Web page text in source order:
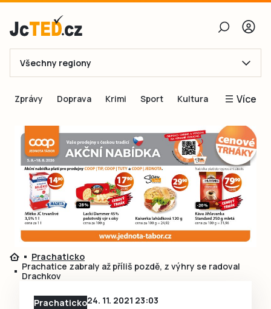
E-mail
Obnovit heslo
Přihlásit se
Přihlásit se přes Facebook
Ještě nemám účet, chci seRegistrovat
Všechny regiony
Zprávy Doprava Krimi Sport Kultura Více
Inspirace
Čtenáři píší
Speciální přílohy
Inzerce
Prachaticko
Prachatice zabraly až příliš pozdě, z výhry se radoval
Drachkov
Prachaticko24. 11. 2021 23:03